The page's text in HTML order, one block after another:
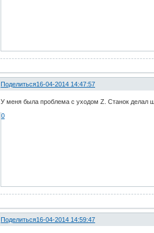
Поделиться16-04-2014 14:47:57
У меня была проблема с уходом Z. Станок делал
0
Поделиться16-04-2014 14:59:47